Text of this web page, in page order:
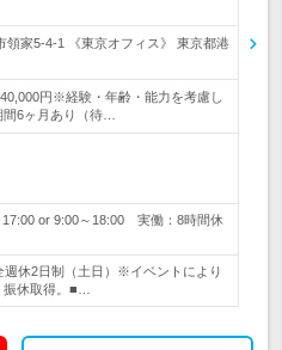
領家5-4-1 《東京オフィス》 東京都港
円※経験・年齢・能力を考慮し
6ヶ月あり（待…
17:00 or 9:00～18:00 実働：8時間休
週休2日制（土日）※イベントにより
休取得。■…